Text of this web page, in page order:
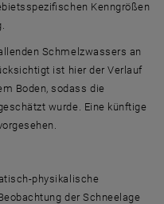
Kenngrößen
Schmelzwassers an
ist hier der Verlauf
Boden, sodass die
wurde. Eine künftige
physikalische
der Schneelage